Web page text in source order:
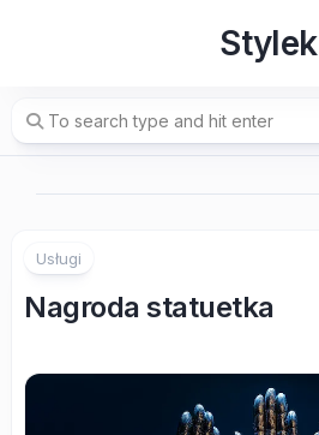
Stylek
Usługi
Nagroda statuetka